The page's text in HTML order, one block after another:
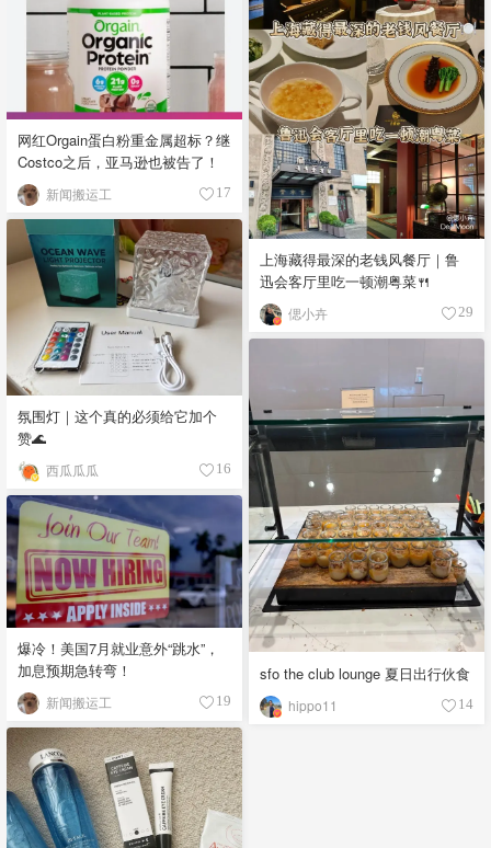
网红Orgain蛋白粉重金属超标？继
Costco之后，亚马逊也被告了！
新闻搬运工 17
上海藏得最深的老钱风餐厅｜鲁
迅会客厅里吃一顿潮粤菜🍴
偲小卉 29
氛围灯｜这个真的必须给它加个
赞🌊
西瓜瓜瓜 16
sfo the club lounge 夏日出行伙食
hippo11 14
爆冷！美国7月就业意外“跳水”，
加息预期急转弯！
新闻搬运工 19